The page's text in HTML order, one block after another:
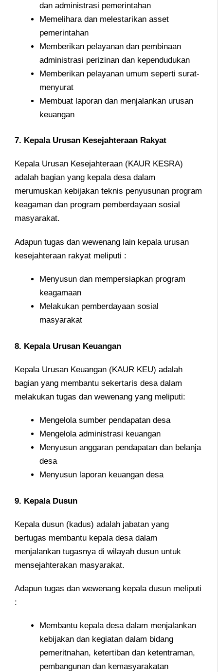
dan administrasi pemerintahan
Memelihara dan melestarikan asset
pemerintahan
Memberikan pelayanan dan pembinaan
administrasi perizinan dan kependudukan
Memberikan pelayanan umum seperti surat-
menyurat
Membuat laporan dan menjalankan urusan
keuangan
7. Kepala Urusan Kesejahteraan Rakyat
Kepala Urusan Kesejahteraan (KAUR KESRA)
adalah bagian yang kepala desa dalam
merumuskan kebijakan teknis penyusunan program
keagaman dan program pemberdayaan sosial
masyarakat.
Adapun tugas dan wewenang lain kepala urusan
kesejahteraan rakyat meliputi :
Menyusun dan mempersiapkan program
keagamaan
Melakukan pemberdayaan sosial
masyarakat
8. Kepala Urusan Keuangan
Kepala Urusan Keuangan (KAUR KEU) adalah
bagian yang membantu sekertaris desa dalam
melakukan tugas dan wewenang yang meliputi:
Mengelola sumber pendapatan desa
Mengelola administrasi keuangan
Menyusun anggaran pendapatan dan belanja
desa
Menyusun laporan keuangan desa
9. Kepala Dusun
Kepala dusun (kadus) adalah jabatan yang
bertugas membantu kepala desa dalam
menjalankan tugasnya di wilayah dusun untuk
mensejahterakan masyarakat.
Adapun tugas dan wewenang kepala dusun meliputi
:
Membantu kepala desa dalam menjalankan
kebijakan dan kegiatan dalam bidang
pemeritnahan, ketertiban dan ketentraman,
pembangunan dan kemasyarakatan